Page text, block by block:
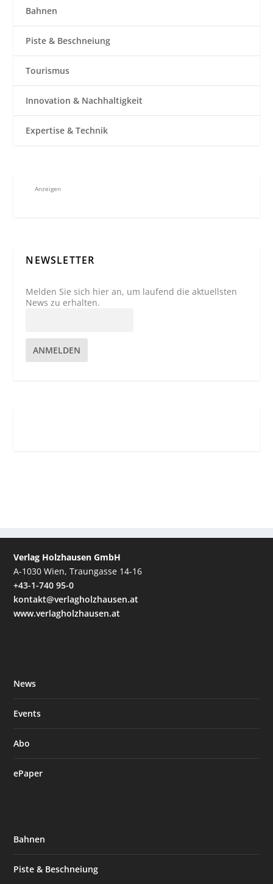
Bahnen
Piste & Beschneiung
Tourismus
Innovation & Nachhaltigkeit
Expertise & Technik
Anzeigen
NEWSLETTER
Melden Sie sich hier an, um laufend die aktuellsten
News zu erhalten.
ANMELDEN
Verlag Holzhausen GmbH
A-1030 Wien, Traungasse 14-16
+43-1-740 95-0
kontakt@verlagholzhausen.at
www.verlagholzhausen.at
News
Events
Abo
ePaper
Bahnen
Piste & Beschneiung